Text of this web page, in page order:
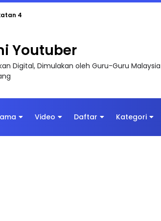
4
Youtuber
Digital, Dimulakan oleh Guru-Guru
Video Daftar Kategori